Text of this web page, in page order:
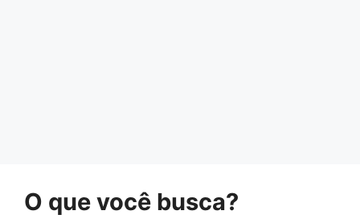
O que você busca?